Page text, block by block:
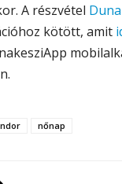
A részvétel
kötött, amit
nőnap